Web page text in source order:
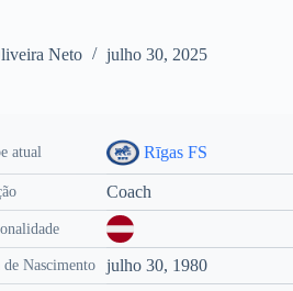
Neto julho 30, 2025
atual Rīgas FS
Coach
de Nascimento julho 30, 1980